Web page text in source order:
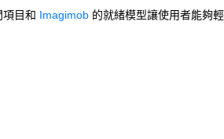
目和 Imagimob 的就緒模型讓使用者能夠